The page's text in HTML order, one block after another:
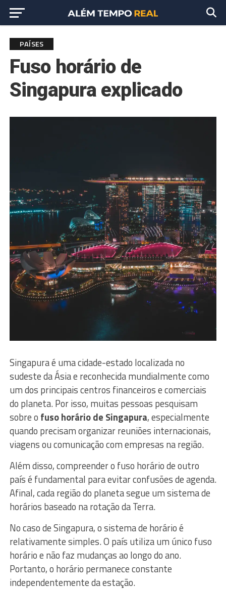
PAÍSES
Fuso horário de
Singapura explicado
Singapura é uma cidade-estado localizada no
sudeste da Ásia e reconhecida mundialmente como
um dos principais centros financeiros e comerciais
do planeta. Por isso, muitas pessoas pesquisam
sobre o fuso horário de Singapura, especialmente
quando precisam organizar reuniões internacionais,
viagens ou comunicação com empresas na região.
Além disso, compreender o fuso horário de outro
país é fundamental para evitar confusões de agenda.
Afinal, cada região do planeta segue um sistema de
horários baseado na rotação da Terra.
No caso de Singapura, o sistema de horário é
relativamente simples. O país utiliza um único fuso
horário e não faz mudanças ao longo do ano.
Portanto, o horário permanece constante
independentemente da estação.